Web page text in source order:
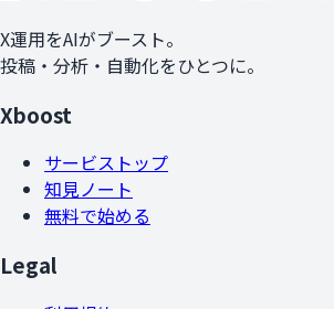
X運用をAIがブースト。
投稿・分析・自動化をひとつに。
Xboost
サービストップ
知見ノート
無料で始める
Legal